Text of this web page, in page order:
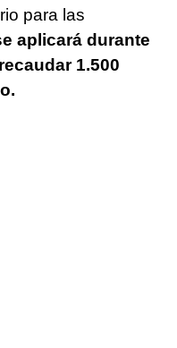
para las
aplicará durante
1.500